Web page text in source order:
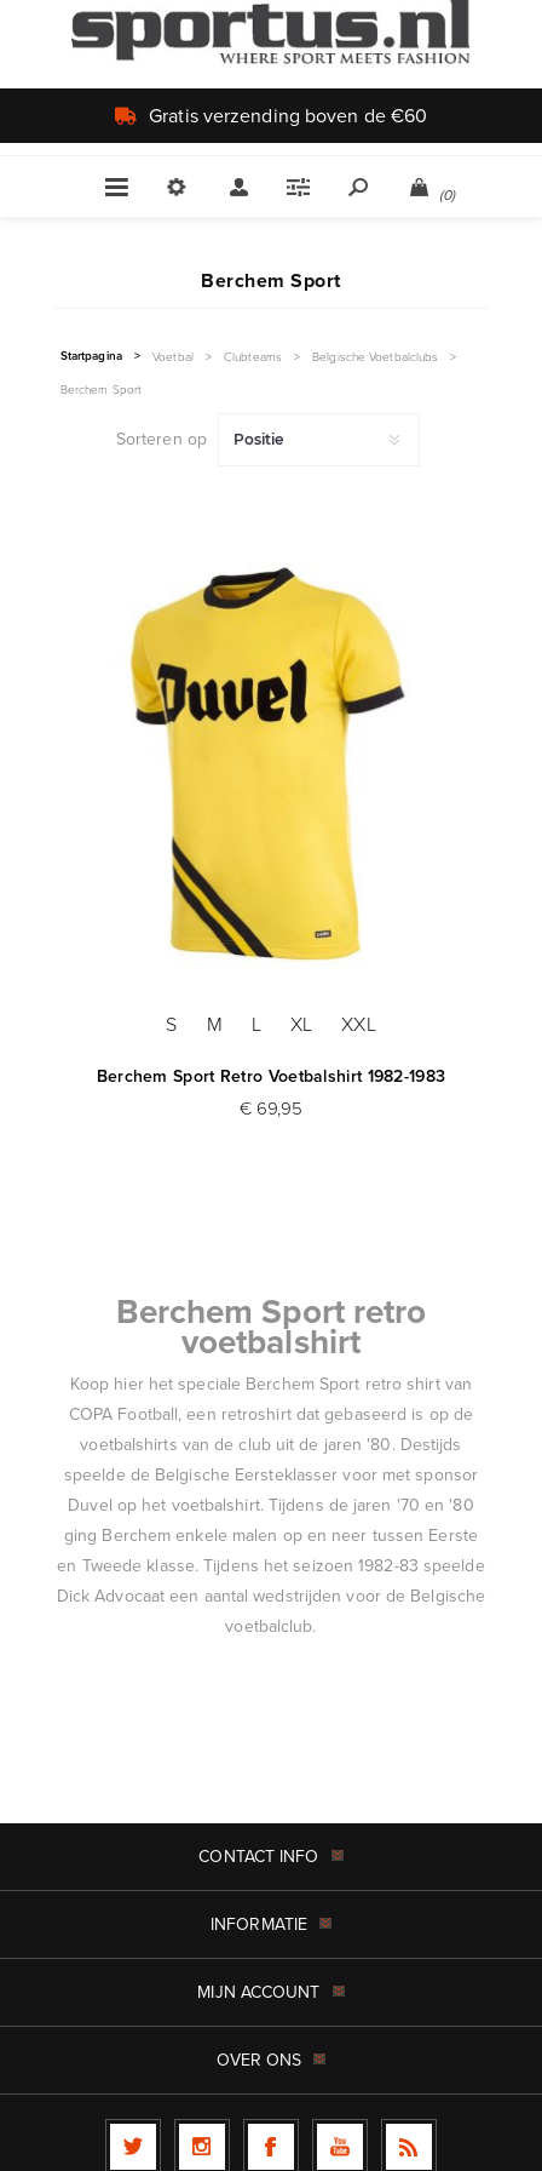
Gratis verzending boven de €60
(0)
Startpagina > Voetbal > Clubteams > Belgische Voetbalclubs
>
Berchem Sport
Berchem Sport
Sorteren op
S M L XL XXL
Berchem Sport Retro Voetbalshirt 1982-1983
€ 69,95
Berchem Sport retro
voetbalshirt
Koop hier het speciale Berchem Sport retro shirt van
COPA Football, een retroshirt dat gebaseerd is op de
voetbalshirts van de club uit de jaren '80. Destijds
speelde de Belgische Eersteklasser voor met sponsor
Duvel op het voetbalshirt. Tijdens de jaren '70 en '80
ging Berchem enkele malen op en neer tussen Eerste
en Tweede klasse. Tijdens het seizoen 1982-83 speelde
Dick Advocaat een aantal wedstrijden voor de Belgische
voetbalclub.
CONTACT INFO
INFORMATIE
MIJN ACCOUNT
OVER ONS